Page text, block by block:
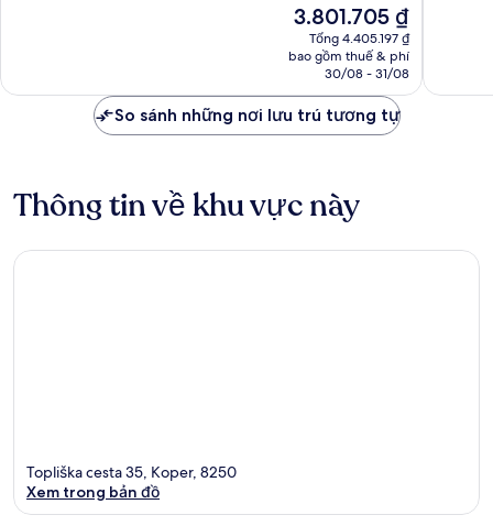
Giá
hiện
tại
3.801.705 ₫
3.801.705 ₫
Tổng 4.405.197 ₫
bao gồm thuế & phí
30/08 - 31/08
So sánh những nơi lưu trú tương tự
Thông tin về khu vực này
Topliška cesta 35, Koper, 8250
Xem trong bản đồ